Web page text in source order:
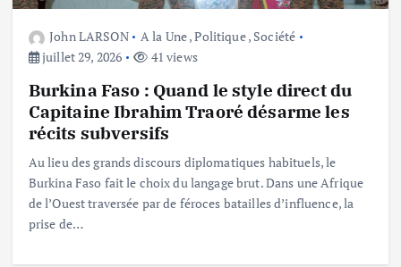
John LARSON A la Une,Politique, Société
juillet 29, 2026
41 views
Burkina Faso : Quand le style direct du
Capitaine Ibrahim Traoré désarme les
récits subversifs
Au lieu des grands discours diplomatiques habituels, le
Burkina Faso fait le choix du langage brut. Dans une Afrique
de l’Ouest traversée par de féroces batailles d’influence, la
prise de…